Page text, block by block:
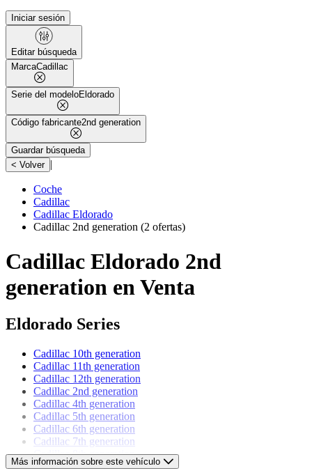
Iniciar sesión
Editar búsqueda
MarcaCadillac
Serie del modeloEldorado
Código fabricante2nd generation
Guardar búsqueda
< Volver |
Coche
Cadillac
Cadillac Eldorado
Cadillac 2nd generation (2 ofertas)
Cadillac Eldorado 2nd
generation en Venta
Eldorado Series
Cadillac 10th generation
Cadillac 11th generation
Cadillac 12th generation
Cadillac 2nd generation
Cadillac 4th generation
Cadillac 5th generation
Cadillac 6th generation
Cadillac 7th generation
Cadillac 8th generation
Cadillac 9th generation
Más información sobre este vehículo